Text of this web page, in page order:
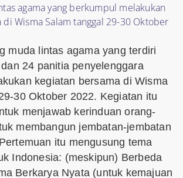
agama yang berkumpul melakukan
di Wisma Salam tanggal 29-30 Oktober
muda lintas agama yang terdiri
24 panitia penyelenggara
kegiatan bersama di Wisma
30 Oktober 2022. Kegiatan itu
menjawab kerinduan orang-
membangun jembatan-jembatan
itu mengusung tema
Indonesia: (meskipun) Berbeda
Berkarya Nyata (untuk kemajuan